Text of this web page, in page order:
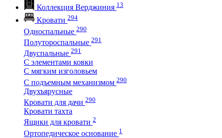
Коллекция Верджиния 13
Кровати 294
Односпальные 290
Полутороспальные 291
Двуспальные 291
С элементами ковки
С мягким изголовьем
С подъемным механизмом 290
Двухъярусные
Кровати для дачи 290
Кровати тахта
Ящики для кровати 2
Ортопедическое основание 1